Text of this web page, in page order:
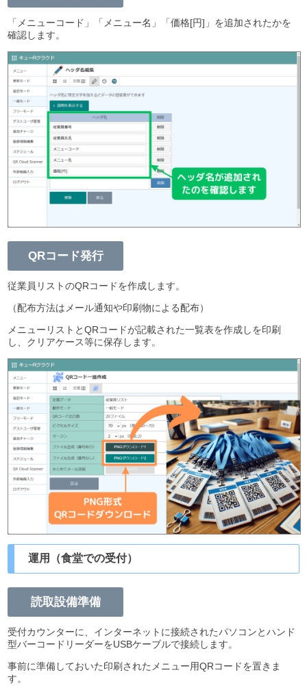
「メニューコード」「メニュー名」「価格[円]」を追加されたかを
確認します。
QRコード発行
従業員リストのQRコードを作成します。
（配布方法はメール通知や印刷物による配布）
メニューリストとQRコードが記載された一覧表を作成しを印刷
し、クリアケース等に保存します。
運用（食堂での受付）
読取設備準備
受付カウンターに、インターネットに接続されたパソコンとハンド
型バーコードリーダーをUSBケーブルで接続します。
事前に準備しておいた印刷されたメニュー用QRコードを置きま
す。